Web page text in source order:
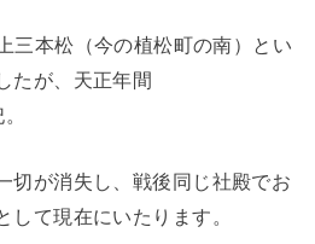
三本松（今の植松町の南）とい
たが、天正年間
切が消失し、戦後同じ社殿でお
て現在にいたります。